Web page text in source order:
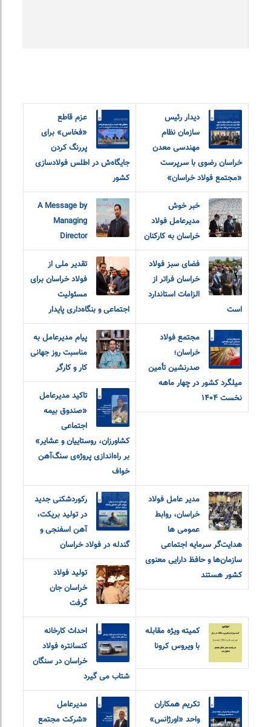
دیدار رئیس
سازمان نظام
مهندسی معدن
خراسان رضوی با سرپرست
«مجتمع فولاد خراسان»
عزم قاطع
«فخاس» برای
پررنگ کردن
جایگاه‌ش در اطلس فولادسازی
کشور
خبر خوش
مدیرعامل فولاد
خراسان به کارکنان
A Message by
Managing
Director
فضای سبز فولاد
خراسان فراتر از
الزامات استاندارد
است
تقدیر ملی از
فولاد خراسان برای
مسئولیت
اجتماعی و بنگاه‌داری پایدار
مجتمع فولاد
خراسان؛
صدرنشین تأمین
میلگرد کشور در چهار ماهه
نخست ۱۴۰۴
پیام مدیرعامل به
مناسبت روز جهانی
کار و کارگر
تاکید مدیرعامل
«صندوق بیمه‌
اجتماعی
کشاورزان، روستاییان و عشایر»
بر راه‌اندازی پروژه‌ی سنگ‌آهن
خواف
مدیر عامل فولاد
خراسان، روابط
عمومی ها
هدایت‌گر سرمایه اجتماعی
سازمان‌ها و حافظ دارایی معنوی
کشور هستند
رکوردشکنی جدید
در تولید بریکت،
آهن اسفنجی و
گندله در فولاد خراسان
تولید فولاد
خراسان جان
گرفت
کمیته ویژه مقابله
با ویروس کرونا
احداث کارخانه
کنسانتره فولاد
خراسان در سنگان
شتاب می گیرد
تکریم همکاران
واحد «اورژانس»
مدیرعامل
«شرکت مجتمع